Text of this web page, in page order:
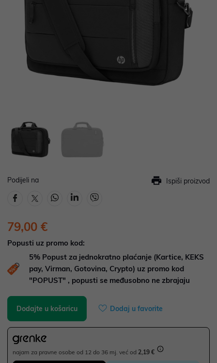
Podijeli na Ispiši proizvod
79,00 €
Popusti uz promo kod:
5% Popust za jednokratno plaćanje (Kartice, KEKS
pay, Virman, Gotovina, Crypto) uz promo kod
"POPUST" , popusti se međusobno ne zbrajaju
Dodajte u košaricu Dodaj u favorite
najam za pravne osobe od 12 do 36 mj. već od 2,19 €